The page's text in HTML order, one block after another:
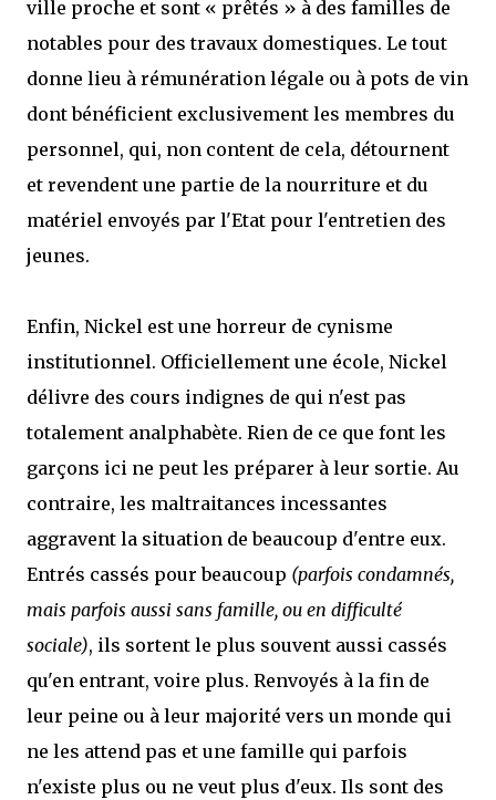
ville proche et sont « prêtés » à des familles de
notables pour des travaux domestiques. Le tout
donne lieu à rémunération légale ou à pots de vin
dont bénéficient exclusivement les membres du
personnel, qui, non content de cela, détournent
et revendent une partie de la nourriture et du
matériel envoyés par l'Etat pour l'entretien des
jeunes.
Enfin, Nickel est une horreur de cynisme
institutionnel. Officiellement une école, Nickel
délivre des cours indignes de qui n'est pas
totalement analphabète. Rien de ce que font les
garçons ici ne peut les préparer à leur sortie. Au
contraire, les maltraitances incessantes
aggravent la situation de beaucoup d'entre eux.
Entrés cassés pour beaucoup (parfois condamnés,
mais parfois aussi sans famille, ou en difficulté
sociale), ils sortent le plus souvent aussi cassés
qu'en entrant, voire plus. Renvoyés à la fin de
leur peine ou à leur majorité vers un monde qui
ne les attend pas et une famille qui parfois
n'existe plus ou ne veut plus d'eux. Ils sont des